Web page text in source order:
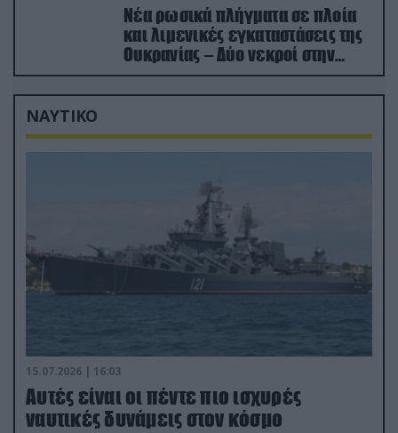
Νέα ρωσικά πλήγματα σε πλοία
και λιμενικές εγκαταστάσεις της
Ουκρανίας – Δύο νεκροί στην
Κριμαία
ΝΑΥΤΙΚΟ
15.07.2026 | 16:03
Aυτές είναι οι πέντε πιο ισχυρές
ναυτικές δυνάμεις στον κόσμο